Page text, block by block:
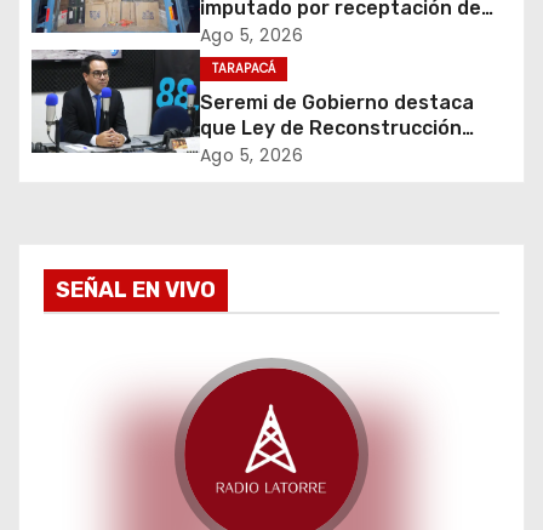
n
d
e
t
r
imputado por receptación de
cigarrillos avaluados en $1.600
millones*
Ago 5, 2026
TARAPACÁ
Seremi de Gobierno destaca
que Ley de Reconstrucción
Nacional impulsará la inversión
Ago 5, 2026
SEÑAL EN VIVO